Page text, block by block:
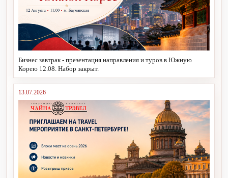
Бизнес завтрак - презентация направления и туров в Южную
Корею 12.08. Набор закрыт.
13.07.2026